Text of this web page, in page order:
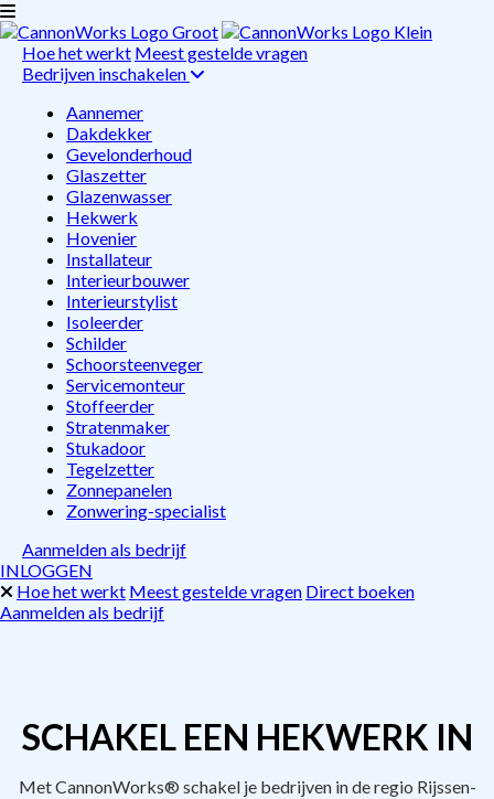
Hoe het werkt Meest gestelde vragen
Bedrijven inschakelen
Aannemer
Dakdekker
Gevelonderhoud
Glaszetter
Glazenwasser
Hekwerk
Hovenier
Installateur
Interieurbouwer
Interieurstylist
Isoleerder
Schilder
Schoorsteenveger
Servicemonteur
Stoffeerder
Stratenmaker
Stukadoor
Tegelzetter
Zonnepanelen
Zonwering-specialist
Aanmelden als bedrijf
INLOGGEN
Hoe het werkt Meest gestelde vragen Direct boeken
Aanmelden als bedrijf
SCHAKEL EEN HEKWERK IN
Met CannonWorks® schakel je bedrijven in de regio Rijssen-